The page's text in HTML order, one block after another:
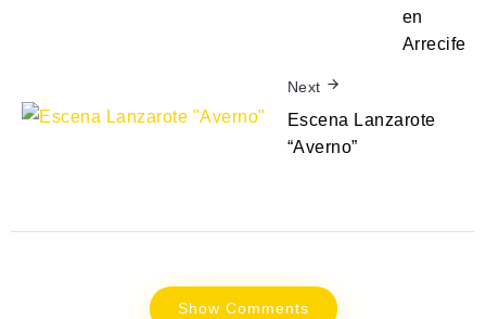
en
Arrecife
Next
Escena Lanzarote
“Averno”
Show Comments